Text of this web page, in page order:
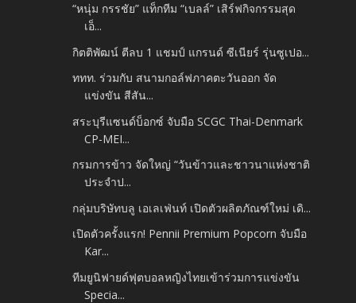
“หนุ่ม กรรชัย” แท็กทีม “เบลล์” เสิร์ฟกิจกรรมสุด
เอ็...
กิตติพัฒน์ ตีลบ 1 แชมป์ แกรนด์ ซีเนียร์ รุ่นซูเปอ...
ททท. ร่วมกับ สนามกอล์ฟภาคตะวันออก จัด
แข่งขัน สีสัน...
สระบุรีแซนด์บ็อกซ์ จับมือ SCGC Thai-Denmark
CP-MEI...
กรมการข้าว จัดใหญ่ “วันข้าวและชาวนาแห่งชาติ
ประจำป...
กลุ่มบริษัทบลู เอเลเฟ่นท์ เปิดตัวผลิตภัณฑ์ใหม่ เดิ...
เปิดตัวครั้งแรก! Pennii Premium Popcorn จับมือ
Kar...
ทีมยูนิฟายด์ฟุตบอลหญิงไทยเข้าร่วมการแข่งขัน
Specia...